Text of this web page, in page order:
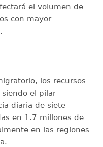
el volumen de
con mayor
los recursos
el pilar
diaria de siete
en 1.7 millones de
en las regiones